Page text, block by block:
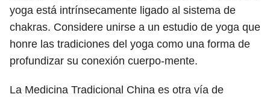
yoga está intrínsecamente ligado al sistema de
chakras. Considere unirse a un estudio de yoga que
honre las tradiciones del yoga como una forma de
profundizar su conexión cuerpo-mente.
La Medicina Tradicional China es otra vía de